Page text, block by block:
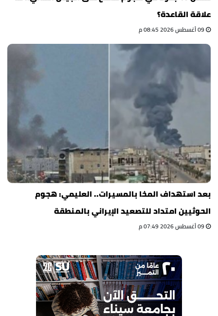
علاقة القاعدة؟
بعد استهداف المخا بالمسيرات.. العليمي: هجوم
الحوثيين امتداد للتصعيد الإيراني بالمنطقة